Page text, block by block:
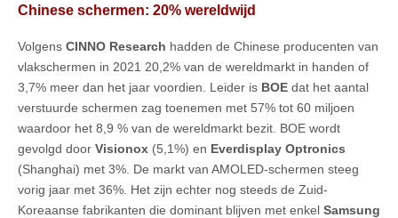
Chinese schermen: 20% wereldwijd
Volgens CINNO Research hadden de Chinese producenten van
vlakschermen in 2021 20,2% van de wereldmarkt in handen of
3,7% meer dan het jaar voordien. Leider is BOE dat het aantal
verstuurde schermen zag toenemen met 57% tot 60 miljoen
waardoor het 8,9 % van de wereldmarkt bezit. BOE wordt
gevolgd door Visionox (5,1%) en Everdisplay Optronics
(Shanghai) met 3%. De markt van AMOLED-schermen steeg
vorig jaar met 36%. Het zijn echter nog steeds de Zuid-
Koreaanse fabrikanten die dominant blijven met enkel Samsung